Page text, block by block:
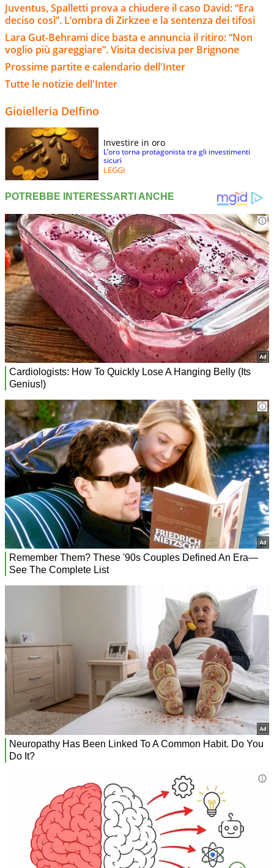
Juventus, Spalletti prova a chiudere il caso David: “Era
deciso così”. L’ombra di Zirkzee e la sentenza dei tifosi
Lara Gut-Behrami dice basta e annuncia il ritiro: “Non
voglio più gareggiare”. Visita decisiva per Brignone
Prossime partite e calendario dell'Inter
Tutte le notizie dell'Inter
Gioielleria Delfino
Investire in oro
L’oro torna protagonista tra gli investimenti
sicuri
LEGGI